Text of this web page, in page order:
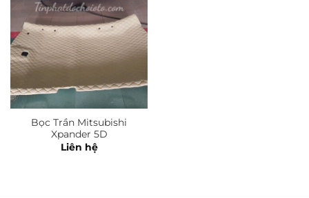
Bọc Trần Mitsubishi
Xpander 5D
Liên hệ